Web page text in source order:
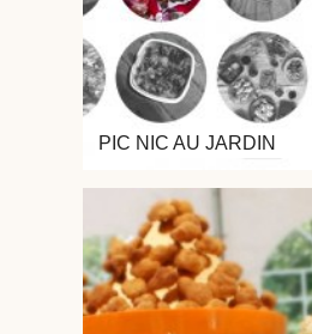
PIC NIC AU JARDIN